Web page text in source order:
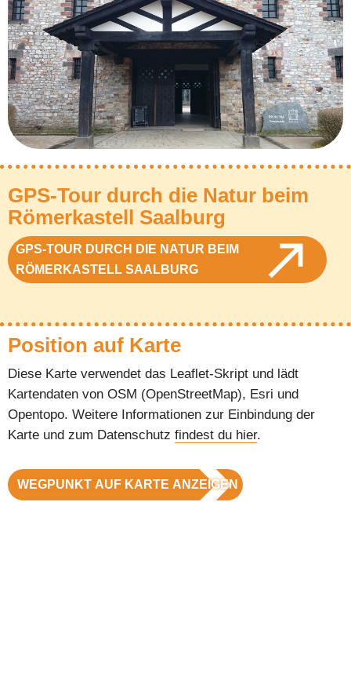
GPS-Tour durch die Natur beim
Römerkastell Saalburg
GPS-TOUR DURCH DIE NATUR BEIM
RÖMERKASTELL SAALBURG
Position auf Karte
Diese Karte verwendet das Leaflet-Skript und lädt
Kartendaten von OSM (OpenStreetMap), Esri und
Opentopo. Weitere Informationen zur Einbindung der
Karte und zum Datenschutz findest du hier.
WEGPUNKT AUF KARTE ANZEIGEN